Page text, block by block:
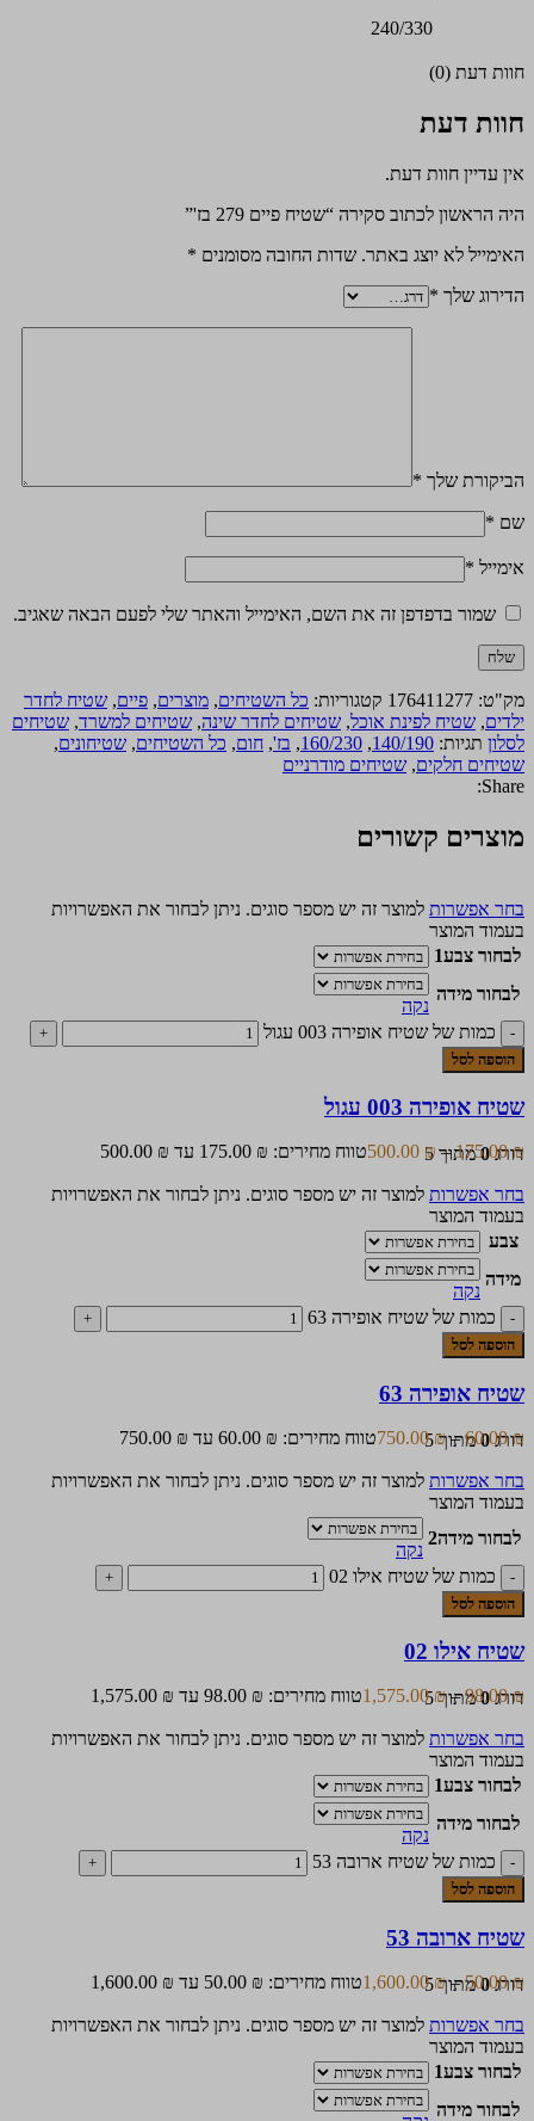
240/330
חוות דעת (0)
חוות דעת
אין עדיין חוות דעת.
היה הראשון לכתוב סקירה “שטיח פיים 279 בז'”
האימייל לא יוצג באתר. שדות החובה מסומנים *
הדירוג שלך *
הביקורת שלך *
שם *
אימייל *
שמור בדפדפן זה את השם, האימייל והאתר שלי לפעם הבאה שאגיב.
מק"ט: 176411277 קטגוריות: כל השטיחים, מוצרים, פיים, שטיח לחדר
ילדים, שטיח לפינת אוכל, שטיחים לחדר שינה, שטיחים למשרד, שטיחים
לסלון תגיות: 140/190
,
160/230
, בז', חום, כל השטיחים, שטיחונים,
שטיחים חלקים, שטיחים מודרניים
Share:
מוצרים קשורים
בחר אפשרות למוצר זה יש מספר סוגים. ניתן לבחור את האפשרויות
בעמוד המוצר
לבחור צבע1
לבחור מידה
נקה
כמות של שטיח אופירה 003 עגול
הוספה לסל
שטיח אופירה 003 עגול
דורג0מתוך 5175.00₪
–
500.00 ₪ טווח מחירים: ⁦175.00 ₪⁩ עד ⁦500.00 ₪⁩
בחר אפשרות למוצר זה יש מספר סוגים. ניתן לבחור את האפשרויות
בעמוד המוצר
צבע
מידה
נקה
כמות של שטיח אופירה 63
הוספה לסל
שטיח אופירה 63
דורג0מתוך 560.00₪
–
750.00₪ טווח מחירים: ⁦60.00 ₪⁩ עד ⁦750.00 ₪⁩
בחר אפשרות למוצר זה יש מספר סוגים. ניתן לבחור את האפשרויות
בעמוד המוצר
לבחור מידה2
נקה
כמות של שטיח אילו 02
הוספה לסל
שטיח אילו 02
דורג0מתוך 598.00₪
–
1,575.00₪ טווח מחירים: ⁦98.00 ₪⁩ עד ⁦1,575.00 ₪⁩
בחר אפשרות למוצר זה יש מספר סוגים. ניתן לבחור את האפשרויות
בעמוד המוצר
לבחור צבע1
לבחור מידה
נקה
כמות של שטיח ארובה 53
הוספה לסל
שטיח ארובה 53
דורג0מתוך 550.00₪
–
1,600.00₪ טווח מחירים: ⁦50.00 ₪⁩ עד ⁦1,600.00 ₪⁩
בחר אפשרות למוצר זה יש מספר סוגים. ניתן לבחור את האפשרויות
בעמוד המוצר
לבחור צבע1
לבחור מידה